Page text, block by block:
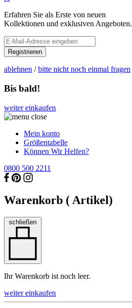
Erfahren Sie als Erste von neuen
Kollektionen und exklusiven Angeboten.
Registrieren
ablehnen /bitte nicht noch einmal fragen
Bis bald!
weiter einkaufen
Mein konto
Größentabelle
Können Wir Helfen?
0800 500 2211
Warenkorb (Artikel)
schließen
Ihr Warenkorb ist noch leer.
weiter einkaufen